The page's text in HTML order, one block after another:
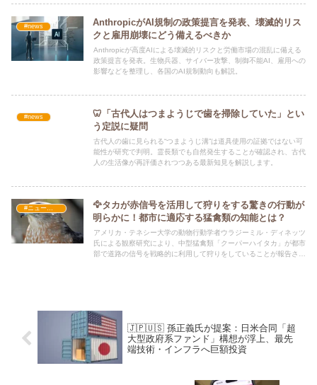
#news
AnthropicがAI規制の政策提言を発表、壊滅的リス
クと雇用崩壊にどう備えるべきか
Anthropicが高度AIによる壊滅的リスクと労働市場の混乱に備える
政策提言を発表。生物兵器、サイバー攻撃、制御不能AI、雇用への
影響などを整理し、各国のAI規制動向も解説。
#news
🦷「古代人はつまようじで歯を掃除していた」とい
う定説に疑問
古代人の歯に見られる“つまようじ溝”は道具使用の証拠ではない可
能性が研究で判明。霊長類でも自然発生することが確認され、古代
人の生活像が再評価されつつある最新知見を解説します。
#ニュース・社会・コラム
🦅タカが赤信号を活用して狩りをする驚きの行動が
明らかに！都市に適応する猛禽類の知能とは？
アメリカ・テネシー大学の動物行動学者ウラジーミル・ディネッツ
氏による観察研究により、中型猛禽類「クーパーハイタカ」が都市
部で道路の信号を戦略的に利用して狩りをしていることが報告され
🇯🇵🇺🇸 孫正義氏が提案：日米合同「超
大型政府系ファンド」構想が浮上、最先
端技術・インフラへ巨額投資